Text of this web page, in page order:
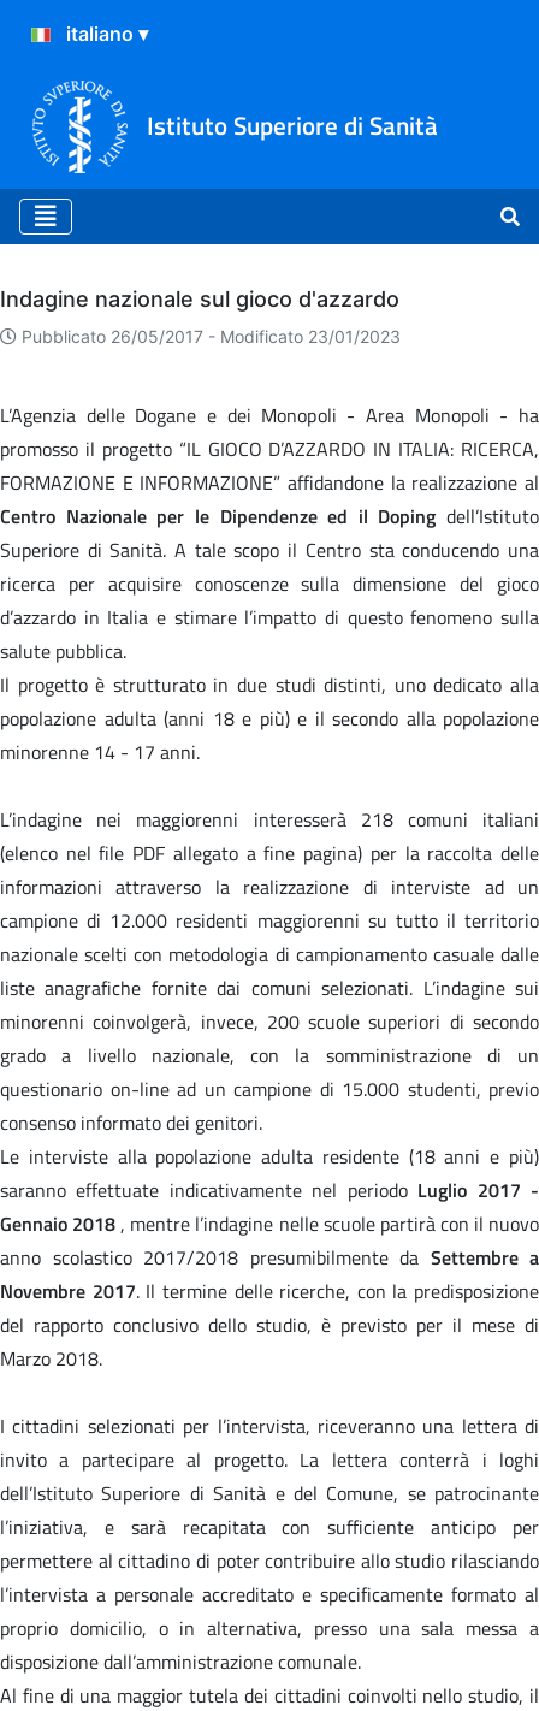
Istituto Superiore di Sanità
Archivio
Indagine nazionale sul gioco d'azzardo
Pubblicato 26/05/2017 - Modificato 23/01/2023
L’Agenzia delle Dogane e dei Monopoli - Area Monopoli - ha
promosso il progetto “IL GIOCO D’AZZARDO IN ITALIA: RICERCA,
FORMAZIONE E INFORMAZIONE” affidandone la realizzazione al
Centro Nazionale per le Dipendenze ed il Doping dell’Istituto
Superiore di Sanità. A tale scopo il Centro sta conducendo una
ricerca per acquisire conoscenze sulla dimensione del gioco
d’azzardo in Italia e stimare l’impatto di questo fenomeno sulla
salute pubblica.
Il progetto è strutturato in due studi distinti, uno dedicato alla
popolazione adulta (anni 18 e più) e il secondo alla popolazione
minorenne 14 - 17 anni.
L’indagine nei maggiorenni interesserà 218 comuni italiani
(elenco nel file PDF allegato a fine pagina) per la raccolta delle
informazioni attraverso la realizzazione di interviste ad un
campione di 12.000 residenti maggiorenni su tutto il territorio
nazionale scelti con metodologia di campionamento casuale dalle
liste anagrafiche fornite dai comuni selezionati. L’indagine sui
minorenni coinvolgerà, invece, 200 scuole superiori di secondo
grado a livello nazionale, con la somministrazione di un
questionario on-line ad un campione di 15.000 studenti, previo
consenso informato dei genitori.
Le interviste alla popolazione adulta residente (18 anni e più)
saranno effettuate indicativamente nel periodo Luglio 2017 -
Gennaio 2018 , mentre l’indagine nelle scuole partirà con il nuovo
anno scolastico 2017/2018 presumibilmente da Settembre a
Novembre 2017. Il termine delle ricerche, con la predisposizione
del rapporto conclusivo dello studio, è previsto per il mese di
Marzo 2018.
I cittadini selezionati per l’intervista, riceveranno una lettera di
invito a partecipare al progetto. La lettera conterrà i loghi
dell’Istituto Superiore di Sanità e del Comune, se patrocinante
l’iniziativa, e sarà recapitata con sufficiente anticipo per
permettere al cittadino di poter contribuire allo studio rilasciando
l’intervista a personale accreditato e specificamente formato al
proprio domicilio, o in alternativa, presso una sala messa a
disposizione dall’amministrazione comunale.
Al fine di una maggior tutela dei cittadini coinvolti nello studio, il